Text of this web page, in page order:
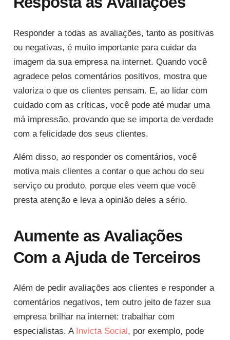
Responder a todas as avaliações, tanto as positivas
ou negativas, é muito importante para cuidar da
imagem da sua empresa na internet. Quando você
agradece pelos comentários positivos, mostra que
valoriza o que os clientes pensam. E, ao lidar com
cuidado com as críticas, você pode até mudar uma
má impressão, provando que se importa de verdade
com a felicidade dos seus clientes.
Além disso, ao responder os comentários, você
motiva mais clientes a contar o que achou do seu
serviço ou produto, porque eles veem que você
presta atenção e leva a opinião deles a sério.
Aumente as Avaliações
Com a Ajuda de Terceiros
Além de pedir avaliações aos clientes e responder a
comentários negativos, tem outro jeito de fazer sua
empresa brilhar na internet: trabalhar com
especialistas. A Invicta Social, por exemplo, pode